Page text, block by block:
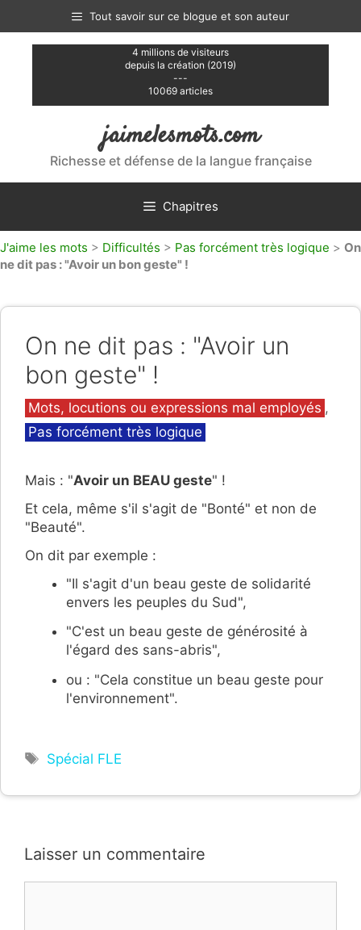
contenu
Tout savoir sur ce blogue et son auteur
4 millions de visiteurs
depuis la création (2019)
---
10069 articles
jaimelesmots.com
Richesse et défense de la langue française
Chapitres
J'aime les mots > Difficultés > Pas forcément très logique > On
ne dit pas : "Avoir un bon geste" !
On ne dit pas : "Avoir un
bon geste" !
Catégories
Mots, locutions ou expressions mal employés ,
Pas forcément très logique
Mais : "Avoir un BEAU geste" !
Et cela, même s'il s'agit de "Bonté" et non de
"Beauté".
On dit par exemple :
"Il s'agit d'un beau geste de solidarité
envers les peuples du Sud",
"C'est un beau geste de générosité à
l'égard des sans-abris",
ou : "Cela constitue un beau geste pour
l'environnement".
Étiquettes
Spécial FLE
Laisser un commentaire